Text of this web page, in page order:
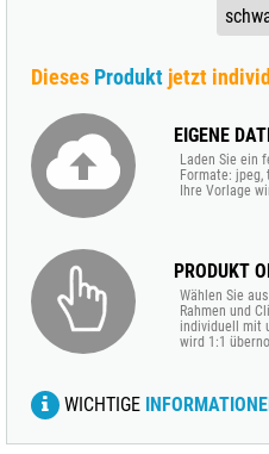
Dieses Produkt jetzt
EIGENE
Laden Sie ein
Formate: jpeg,
Ihre Vorlage
PRODUKT
Wählen Sie
Rahmen und
individuell mit
wird 1:1
WICHTIGE